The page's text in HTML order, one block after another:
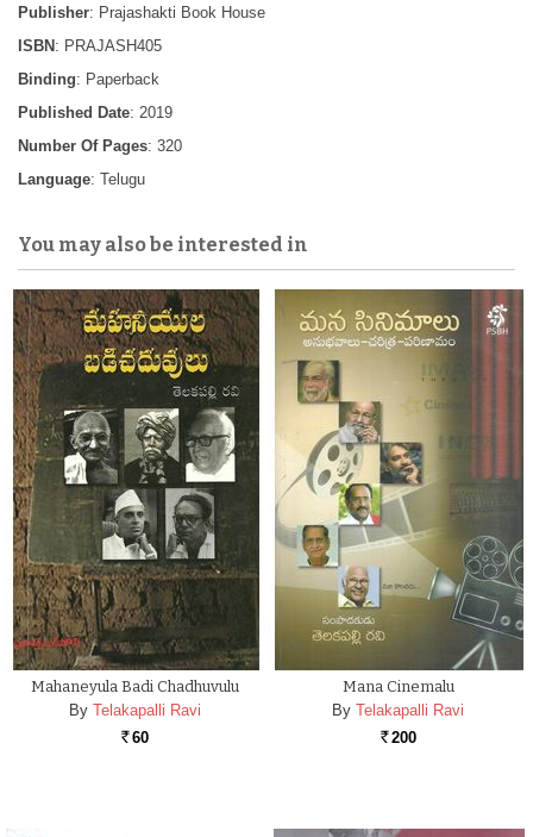
Publisher: Prajashakti Book House
ISBN : PRAJASH405
Binding: Paperback
Published Date: 2019
Number Of Pages: 320
Language: Telugu
You may also be interested in
Mahaneyula Badi Chadhuvulu
By Telakapalli Ravi
Rs. 60
Mana Cinemalu
By Telakapalli Ravi
Rs. 200